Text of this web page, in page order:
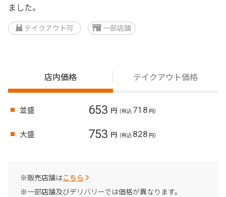
ました。
テイクアウト可 一部店舗
店内価格 テイクアウト価格
並盛 653 円 (税込 718 円)
大盛 753 円 (税込 828 円)
※販売店舗はこちら
※一部店舗及びデリバリーでは価格が異なります。